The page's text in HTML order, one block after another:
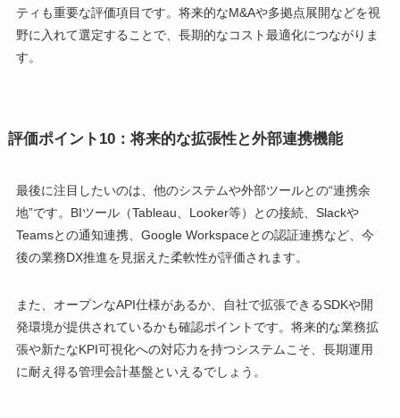
ティも重要な評価項目です。将来的なM&Aや多拠点展開などを視
野に入れて選定することで、長期的なコスト最適化につながりま
す。
評価ポイント10：将来的な拡張性と外部連携機能
最後に注目したいのは、他のシステムや外部ツールとの“連携余
地”です。BIツール（Tableau、Looker等）との接続、Slackや
Teamsとの通知連携、Google Workspaceとの認証連携など、今
後の業務DX推進を見据えた柔軟性が評価されます。
また、オープンなAPI仕様があるか、自社で拡張できるSDKや開
発環境が提供されているかも確認ポイントです。将来的な業務拡
張や新たなKPI可視化への対応力を持つシステムこそ、長期運用
に耐え得る管理会計基盤といえるでしょう。